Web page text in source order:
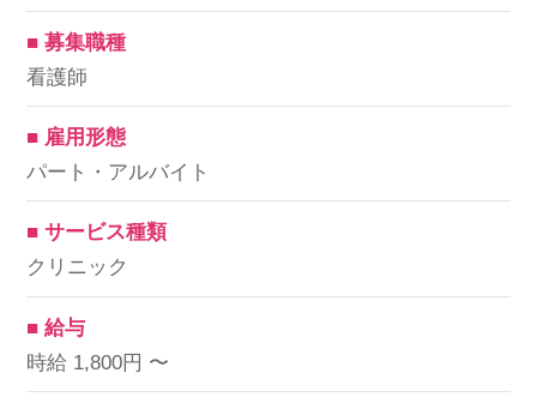
■ 募集職種
看護師
■ 雇用形態
パート・アルバイト
■ サービス種類
クリニック
■ 給与
時給 1,800円 〜